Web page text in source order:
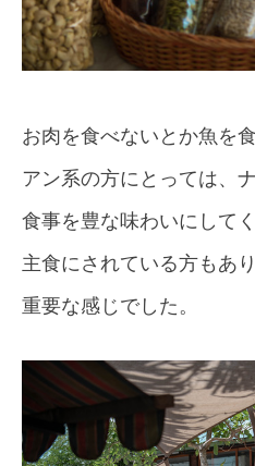
お肉を食べないとか魚を
アン系の方にとっては、
食事を豊な味わいにして
主食にされている方もあ
重要な感じでした。